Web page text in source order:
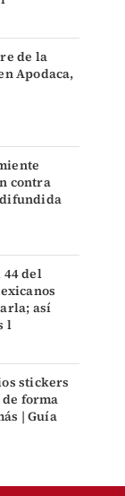
de la
Apodaca,
contra
difundida
44 del
así
l
stickers
de forma
| Guía